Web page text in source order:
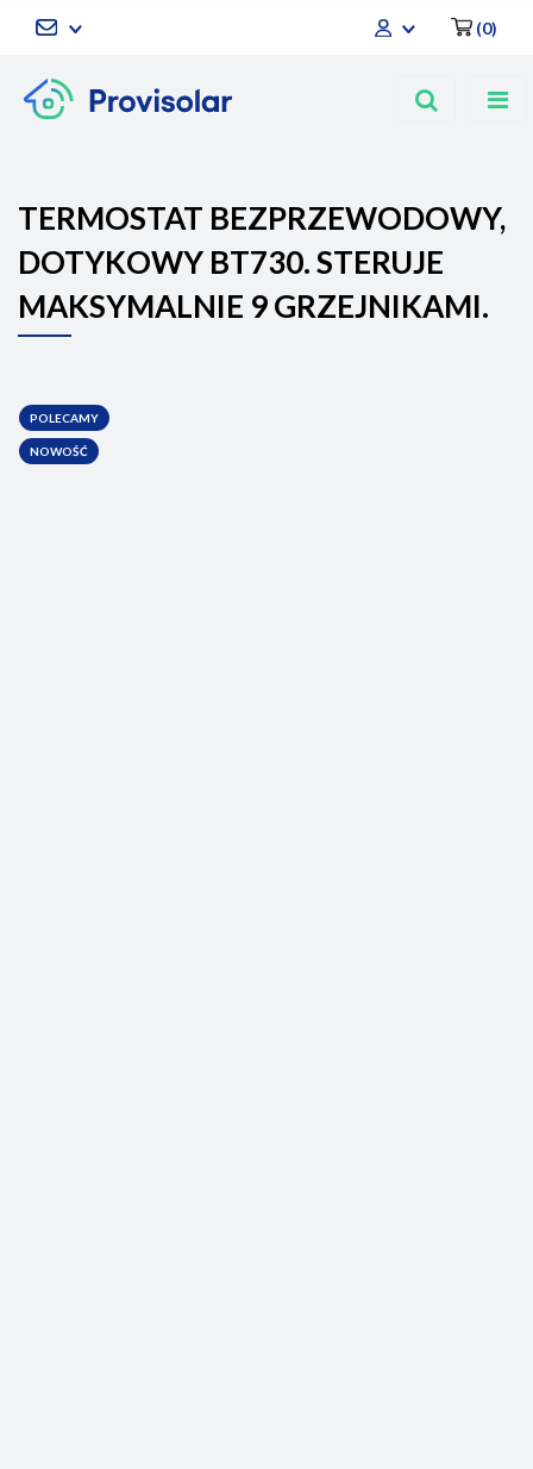
Zaloguj się
(0)
TERMOSTAT BEZPRZEWODOWY,
DOTYKOWY BT730. STERUJE
MAKSYMALNIE 9 GRZEJNIKAMI.
POLECAMY
NOWOŚĆ